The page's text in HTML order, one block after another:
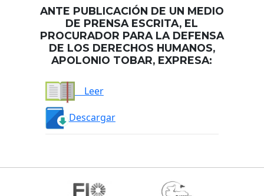
ANTE PUBLICACIÓN DE UN MEDIO
DE PRENSA ESCRITA, EL
PROCURADOR PARA LA DEFENSA
DE LOS DERECHOS HUMANOS,
APOLONIO TOBAR, EXPRESA:
Leer
Descargar